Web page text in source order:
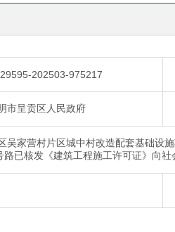
202503-975217
市呈贡区人民政府
吴家营村片区城中村改造配套基础设
路已核发《建筑工程施工许可证》向社